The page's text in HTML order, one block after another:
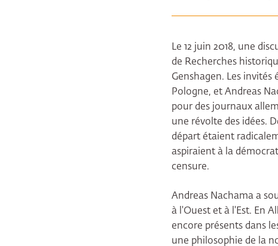
Le 12 juin 2018, une
de Recherches
Genshagen. Les
Pologne, et Andreas
pour des journaux
une révolte des idées.
départ étaient
aspiraient à la
censure.
Andreas Nachama a
à l'Ouest et à l'Est. En
encore présents dans
une philosophie de la